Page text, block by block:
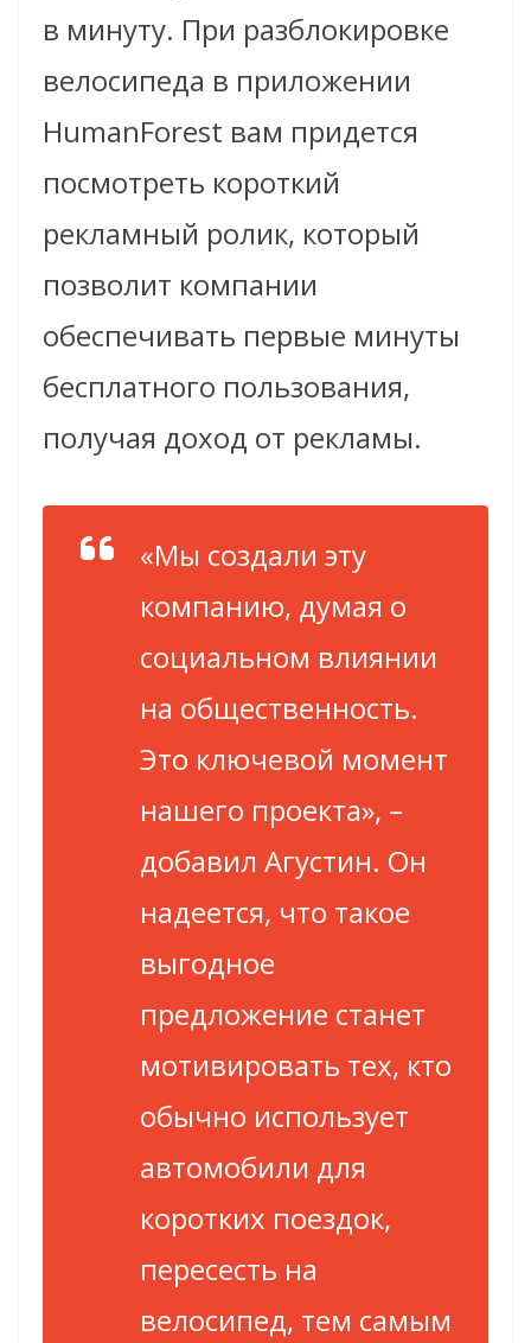
в минуту. При разблокировке
велосипеда в приложении
HumanForest вам придется
посмотреть короткий
рекламный ролик, который
позволит компании
обеспечивать первые минуты
бесплатного пользования,
получая доход от рекламы.
«Мы создали эту
компанию, думая о
социальном влиянии
на общественность.
Это ключевой момент
нашего проекта», –
добавил Агустин. Он
надеется, что такое
выгодное
предложение станет
мотивировать тех, кто
обычно использует
автомобили для
коротких поездок,
пересесть на
велосипед, тем самым